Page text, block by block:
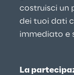
costruisci un
dei tuoi dati
immediato e
La